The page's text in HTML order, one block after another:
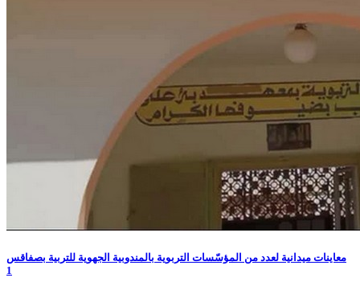
معاينات ميدانية لعدد من المؤسّسات التربوية بالمندوبية الجهوية للتربية بصفاقس
1